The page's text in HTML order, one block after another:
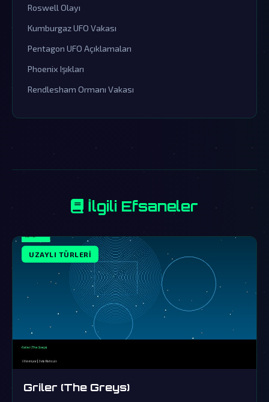
Roswell Olayı
Kumburgaz UFO Vakası
Pentagon UFO Açıklamaları
Phoenix Işıkları
Rendlesham Ormanı Vakası
İlgili Efsaneler
UZAYLI TÜRLERI
Griler (The Greys)